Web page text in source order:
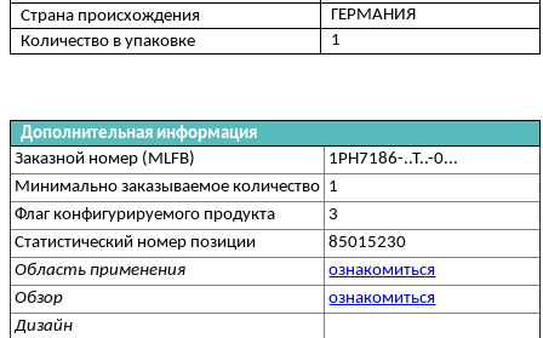
Страна происхождения
ГЕРМАНИЯ
Количество в упаковке
1
Дополнительная информация
Заказной номер (MLFB)
1PH7186-..T..-0...
Минимально заказываемое количество 1
Флаг конфигурируемого продукта
3
Статистический номер позиции
85015230
Область применения
ознакомиться
Обзор
ознакомиться
Дизайн